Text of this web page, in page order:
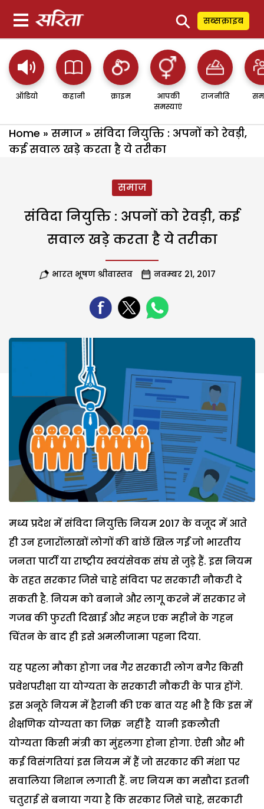
⚲ सब्सक्राइब
ऑडियो कहानी क्राइम
आपकी
समस्याएं
राजनीति
Home » समाज » संविदा नियुक्ति : अपनों को रेवड़ी,
कई सवाल खड़े करता है ये तरीका
समाज
संविदा नियुक्ति : अपनों को रेवड़ी, कई
सवाल खड़े करता है ये तरीका
भारत भूषण श्रीवास्तव नवम्बर 21, 2017
मध्य प्रदेश में संविदा नियुक्ति नियम 2017 के वजूद में आते
ही उन हजारोंलाखों लोगों की बांछें खिल गईं जो भारतीय
जनता पार्टी या राष्ट्रीय स्वयंसेवक संघ से जुड़े हैं. इस नियम
के तहत सरकार जिसे चाहे संविदा पर सरकारी नौकरी दे
सकती है. नियम को बनाने और लागू करने में सरकार ने
गजब की फुरती दिखाई और महज एक महीने के गहन
चिंतन के बाद ही इसे अमलीजामा पहना दिया.
यह पहला मौका होगा जब गैर सरकारी लोग बगैर किसी
प्रवेशपरीक्षा या योग्यता के सरकारी नौकरी के पात्र होंगे.
इस अनूठे नियम में हैरानी की एक बात यह भी है कि इस में
शैक्षणिक योग्यता का जिक्र नहीं है यानी इकलौती
योग्यता किसी मंत्री का मुंहलगा होना होगा. ऐसी और भी
कई विसंगतियां इस नियम में हैं जो सरकार की मंशा पर
सवालिया निशान लगाती हैं. नए नियम का मसौदा इतनी
चतुराई से बनाया गया है कि सरकार जिसे चाहे, सरकारी